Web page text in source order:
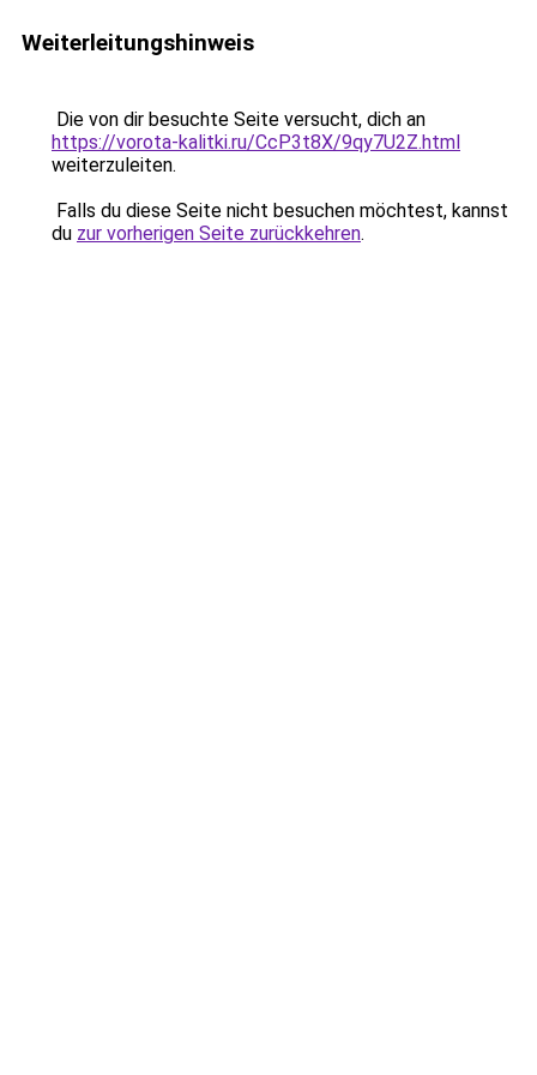
Weiterleitungshinweis
Die von dir besuchte Seite versucht, dich an
https://vorota-kalitki.ru/CcP3t8X/9qy7U2Z.html
weiterzuleiten.
Falls du diese Seite nicht besuchen möchtest, kannst
du zur vorherigen Seite zurückkehren.